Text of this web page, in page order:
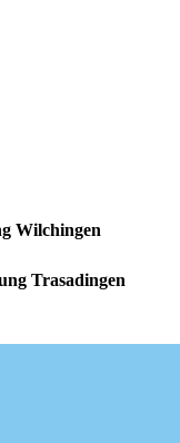
Wilchingen
Trasadingen